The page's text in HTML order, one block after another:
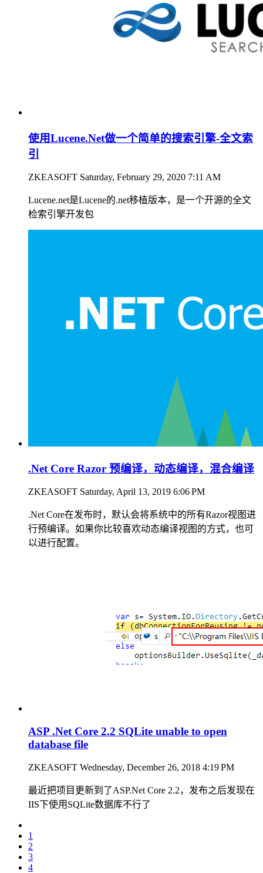
使用Lucene.Net做一个简单的搜索引擎-全文索
引
ZKEASOFT Saturday, February 29, 2020 7:11 AM
Lucene.net是Lucene的.net移植版本，是一个开源的全文
检索引擎开发包
.Net Core Razor 预编译，动态编译，混合编译
ZKEASOFT Saturday, April 13, 2019 6:06 PM
.Net Core在发布时，默认会将系统中的所有Razor视图进
行预编译。如果你比较喜欢动态编译视图的方式，也可
以进行配置。
ASP .Net Core 2.2 SQLite unable to open
database file
ZKEASOFT Wednesday, December 26, 2018 4:19 PM
最近把项目更新到了ASP.Net Core 2.2，发布之后发现在
IIS下使用SQLite数据库不行了
1
2
3
4